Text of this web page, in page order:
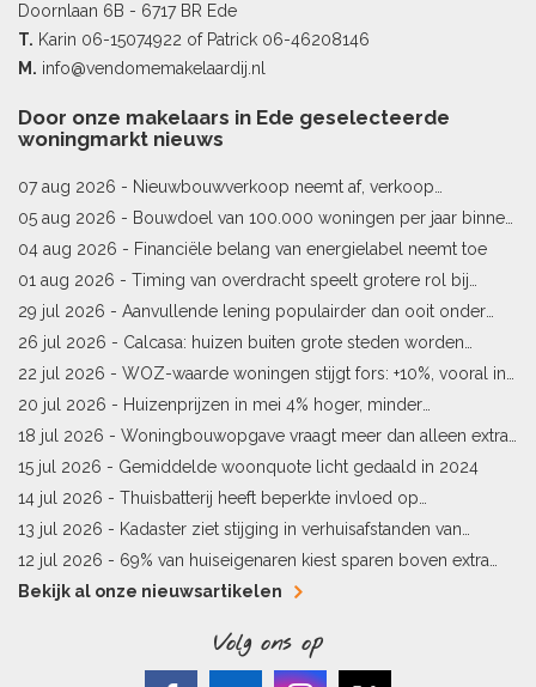
Doornlaan 6B - 6717 BR Ede
T. Karin 06-15074922 of Patrick 06-46208146
M. info@vendomemakelaardij.nl
Door onze makelaars in Ede geselecteerde
woningmarkt nieuws
07 aug 2026 - Nieuwbouwverkoop neemt af, verkoop
bestaande woningen stijgt
05 aug 2026 - Bouwdoel van 100.000 woningen per jaar binnen
bereik
04 aug 2026 - Financiële belang van energielabel neemt toe
01 aug 2026 - Timing van overdracht speelt grotere rol bij
woningprijs
29 jul 2026 - Aanvullende lening populairder dan ooit onder
starters
26 jul 2026 - Calcasa: huizen buiten grote steden worden
sneller meer waard
22 jul 2026 - WOZ-waarde woningen stijgt fors: +10%, vooral in
Limburg en Pekela
20 jul 2026 - Huizenprijzen in mei 4% hoger, minder
woningverkopen
18 jul 2026 - Woningbouwopgave vraagt meer dan alleen extra
vergunningen
15 jul 2026 - Gemiddelde woonquote licht gedaald in 2024
14 jul 2026 - Thuisbatterij heeft beperkte invloed op
energielabel
13 jul 2026 - Kadaster ziet stijging in verhuisafstanden van
kopers
12 jul 2026 - 69% van huiseigenaren kiest sparen boven extra
hypotheekaflossing
Bekijk al onze nieuwsartikelen
Volg ons op